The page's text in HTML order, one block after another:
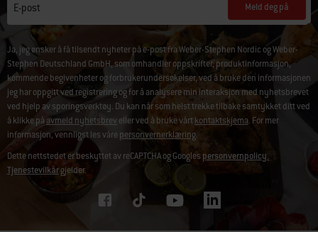
E-post Meld deg på
Ja, jeg ønsker å få tilsendt nyheter på e-post fra Weber-Stephen Nordic og Weber-
Stephen Deutschland GmbH, som omhandler oppskrifter, produktinformasjon,
kommende begivenheter og forbrukerundersøkelser, ved å bruke den informasjonen
jeg har oppgitt ved registrering og for å analysere min interaksjon med nyhetsbrevet
ved hjelp av sporingsverktøy. Du kan når som helst trekke tilbake samtykket ditt ved
å klikke påavmeld nyhetsbreveller ved å bruke vårtkontaktskjema. For mer
informasjon, vennligst les vårepersonvernerklæring.
Dette nettstedet er beskyttet av reCAPTCHA og Googlespersonvernpolicy.
Tjenestevilkårgjelder.